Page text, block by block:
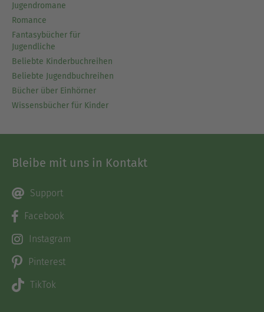
Jugendromane
Romance
Fantasybücher für
Jugendliche
Beliebte Kinderbuchreihen
Beliebte Jugendbuchreihen
Bücher über Einhörner
Wissensbücher für Kinder
Bleibe mit uns in Kontakt
Support
Facebook
Instagram
Pinterest
TikTok